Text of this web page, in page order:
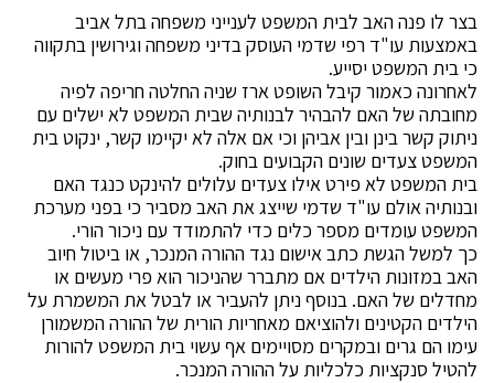
בצר לו פנה האב לבית המשפט לענייני משפחה בתל אביב
באמצעות עו"ד רפי שדמי העוסק בדיני משפחה וגירושין בתקווה
כי בית המשפט יסייע.
לאחרונה כאמור קיבל השופט ארז שניה החלטה חריפה לפיה
מחובתה של האם להבהיר לבנותיה שבית המשפט לא ישלים עם
ניתוק קשר בינן ובין אביהן וכי אם אלה לא יקיימו קשר, ינקוט בית
המשפט צעדים שונים הקבועים בחוק.
בית המשפט לא פירט אילו צעדים עלולים להינקט כנגד האם
ובנותיה אולם עו"ד שדמי שייצג את האב מסביר כי בפני מערכת
המשפט עומדים מספר כלים כדי להתמודד עם ניכור הורי.
כך למשל הגשת כתב אישום נגד ההורה המנכר, או ביטול חיוב
האב במזונות הילדים אם מתברר שהניכור הוא פרי מעשים או
מחדלים של האם. בנוסף ניתן להעביר או לבטל את המשמרת על
הילדים הקטינים ולהוציאם מאחריות הורית של ההורה המשמורן
עימו הם גרים ובמקרים מסויימים אף עשוי בית המשפט להורות
להטיל סנקציות כלכליות על ההורה המנכר.